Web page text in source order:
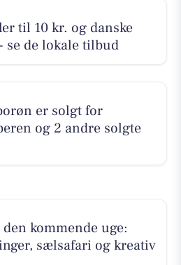
til 10 kr. og danske
de lokale tilbud
er solgt for
og 2 andre solgte
kommende uge:
sælsafari og kreativ